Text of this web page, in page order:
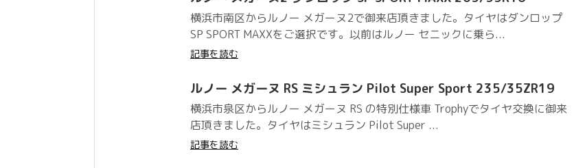
横浜市南区からルノー メガーヌ2で御来店頂きました。タイヤはダンロップ
SP SPORT MAXXをご選択です。以前はルノー セニックに乗ら...
記事を読む
ルノー メガーヌ RS ミシュラン Pilot Super Sport 235/35ZR19
横浜市泉区からルノー メガーヌ RS の特別仕様車 Trophyでタイヤ交換に御来
店頂きました。タイヤはミシュラン Pilot Super ...
記事を読む